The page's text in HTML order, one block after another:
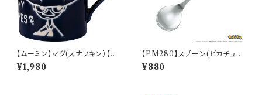
【ムーミン】マグ(スナフキン）【M
M9000】MM9003-11
¥1,980
【PM280】スプーン(ピカチュ
ウ)【Daily Sketch】PM284-8
50
¥880